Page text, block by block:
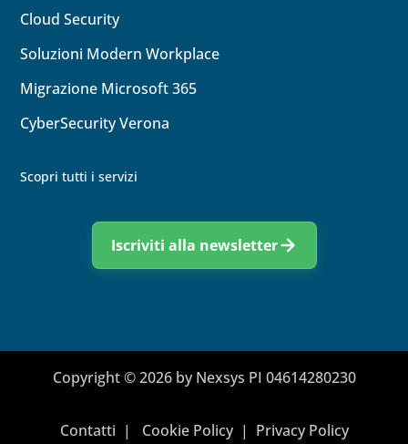
CloudSecurity
Soluzioni Modern Workplace
Migrazione Microsoft 365
CyberSecurity Verona
Scopri tutti i servizi
Iscriviti alla newsletter
Copyright © 2026 by Nexsys PI 04614280230
Contatti | Cookie Policy| Privacy Policy